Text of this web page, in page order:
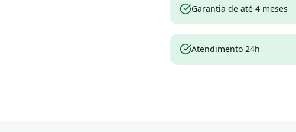
Garantia de até 4 meses
Atendimento 24h